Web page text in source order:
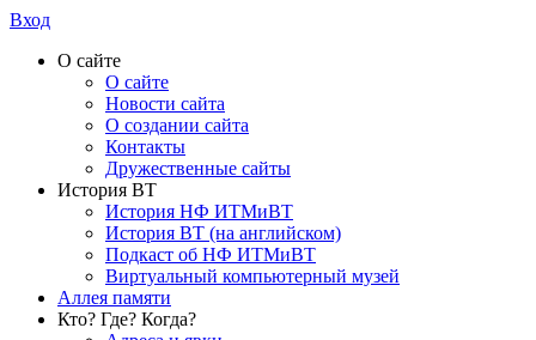
Вход
О сайте
О сайте
Новости сайта
О создании сайта
Контакты
Дружественные сайты
История ВТ
История НФ ИТМиВТ
История ВТ (на английском)
Подкаст об НФ ИТМиВТ
Виртуальный компьютерный музей
Аллея памяти
Кто? Где? Когда?